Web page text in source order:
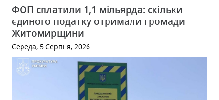
ФОП сплатили 1,1 мільярда: скільки
єдиного податку отримали громади
Житомирщини
Середа, 5 Серпня, 2026